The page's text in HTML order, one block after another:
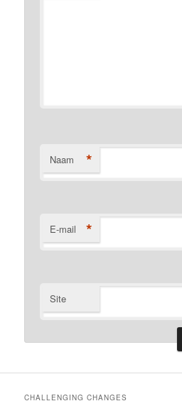
Naam *
E-mail *
Site
CHALLENGING CHANGES